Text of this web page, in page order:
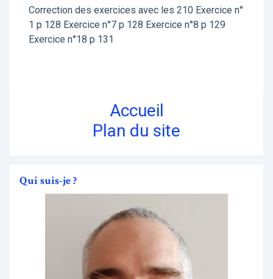
Correction des exercices avec les 210 Exercice n°
1 p 128 Exercice n°7 p 128 Exercice n°8 p 129
Exercice n°18 p 131
Accueil
Plan du site
Qui suis-je ?